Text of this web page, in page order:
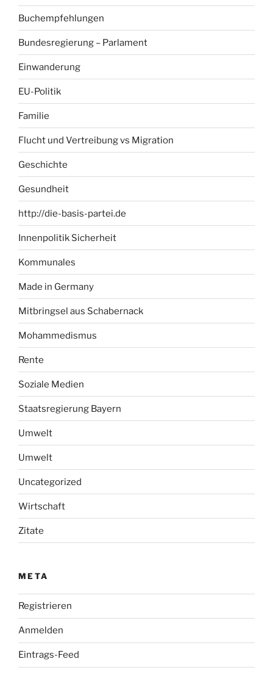
Buchempfehlungen
Bundesregierung – Parlament
Einwanderung
EU-Politik
Familie
Flucht und Vertreibung vs Migration
Geschichte
Gesundheit
http://die-basis-partei.de
Innenpolitik Sicherheit
Kommunales
Made in Germany
Mitbringsel aus Schabernack
Mohammedismus
Rente
Soziale Medien
Staatsregierung Bayern
Umwelt
Umwelt
Uncategorized
Wirtschaft
Zitate
META
Registrieren
Anmelden
Eintrags-Feed